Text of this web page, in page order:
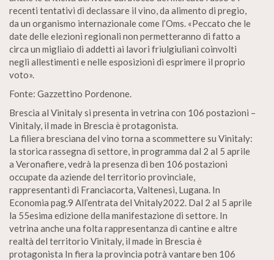
recenti tentativi di declassare il vino, da alimento di pregio,
da un organismo internazionale come l’Oms. «Peccato che le
date delle elezioni regionali non permetteranno di fatto a
circa un migliaio di addetti ai lavori friulgiuliani coinvolti
negli allestimenti e nelle esposizioni di esprimere il proprio
voto».
Fonte: Gazzettino Pordenone.
Brescia al Vinitaly si presenta in vetrina con 106 postazioni –
Vinitaly, il made in Brescia è protagonista.
La filiera bresciana del vino torna a scommettere su Vinitaly:
la storica rassegna di settore, in programma dal 2 al 5 aprile
a Veronafiere, vedrà la presenza di ben 106 postazioni
occupate da aziende del territorio provinciale,
rappresentanti di Franciacorta, Valtenesi, Lugana. In
Economia pag.9 All’entrata del Vnitaly2022. Dal 2 al 5 aprile
la 55esima edizione della manifestazione di settore. In
vetrina anche una folta rappresentanza di cantine e altre
realtà del territorio Vinitaly, il made in Brescia è
protagonista In fiera la provincia potrà vantare ben 106